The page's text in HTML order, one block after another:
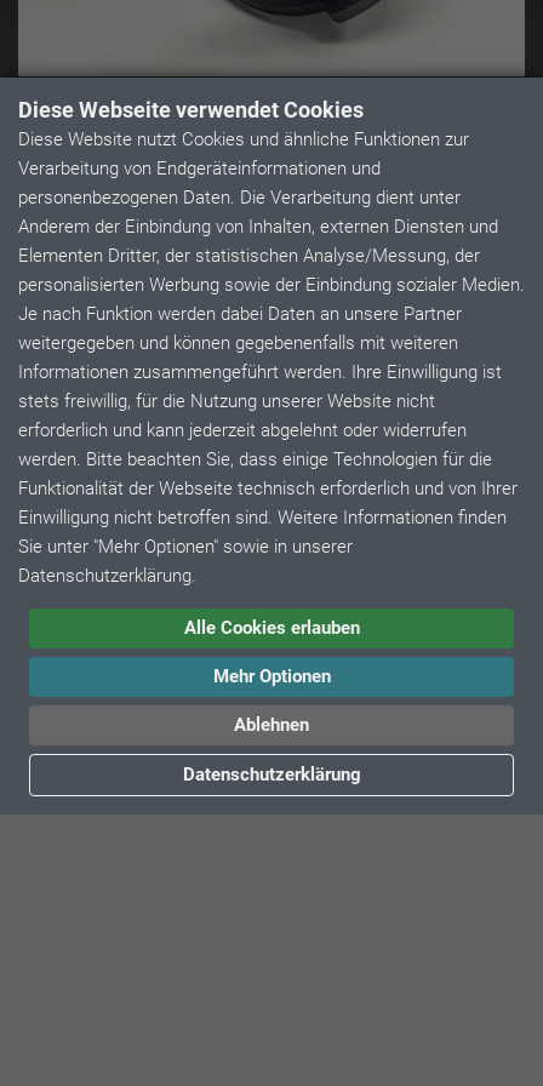
Diese Webseite verwendet Cookies
Diese Website nutzt Cookies und ähnliche Funktionen zur
Verarbeitung von Endgeräteinformationen und
personenbezogenen Daten. Die Verarbeitung dient unter
Anderem der Einbindung von Inhalten, externen Diensten und
Elementen Dritter, der statistischen Analyse/Messung, der
personalisierten Werbung sowie der Einbindung sozialer Medien.
Je nach Funktion werden dabei Daten an unsere Partner
weitergegeben und können gegebenenfalls mit weiteren
Informationen zusammengeführt werden. Ihre Einwilligung ist
stets freiwillig, für die Nutzung unserer Website nicht
erforderlich und kann jederzeit abgelehnt oder widerrufen
werden. Bitte beachten Sie, dass einige Technologien für die
Funktionalität der Webseite technisch erforderlich und von Ihrer
Einwilligung nicht betroffen sind. Weitere Informationen finden
Sie unter "Mehr Optionen" sowie in unserer
Datenschutzerklärung.
Alle Cookies erlauben
Mehr Optionen
Ablehnen
Datenschutzerklärung
BEISPIEL EINSATZ FÜR
SONDERSTECKER
Wir bieten Lösungen für Sonderstecker, Konstruktion,
Prototypenerstellung, Werkzeugbau, Serienprodution für
Ihre individuellen Wünsche und Anforderungen.
Kundenbezogenen Einsätze mit Kontakte
Beispiel Einsatz für Sonderbuchse
© 2026 by Müller Plastik GmbH. Alle Rechte vorbehalten.
AGB
Impressum Datenschutz Karriere
Patente
DIN ISO 9001:2015
SCHNELLKONTAKT